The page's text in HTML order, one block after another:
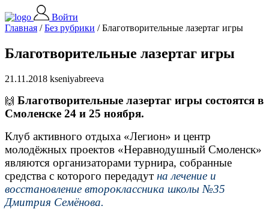
Войти
Главная /Без рубрики /Благотворительные лазертаг игры
Благотворительные лазертаг игры
21.11.2018 kseniyabreeva
🙌 Благотворительные лазертаг игры состоятся в
Смоленске 24 и 25 ноября.
Клуб активного отдыха «Легион» и центр
молодёжных проектов «Неравнодушный Смоленск»
являются организаторами турнира, собранные
средства с которого передадут на лечение и
восстановление второклассника школы №35
Дмитрия Семёнова.